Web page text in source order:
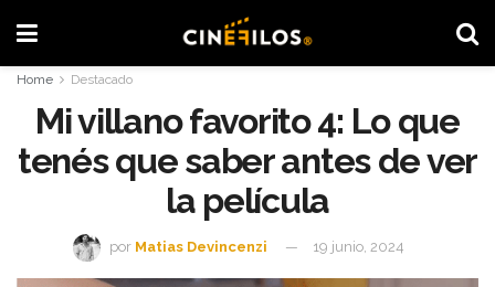
Home Destacado
Mi villano favorito 4: Lo que
tenés que saber antes de ver
la película
por Matias Devincenzi 19 junio, 2024